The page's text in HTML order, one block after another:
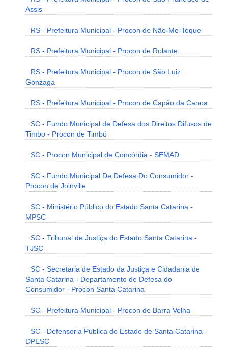
Assis
RS - Prefeitura Municipal - Procon de Não-Me-Toque
RS - Prefeitura Municipal - Procon de Rolante
RS - Prefeitura Municipal - Procon de São Luiz
Gonzaga
RS - Prefeitura Municipal - Procon de Capão da Canoa
SC - Fundo Municipal de Defesa dos Direitos Difusos de
Timbo - Procon de Timbó
SC - Procon Municipal de Concórdia - SEMAD
SC - Fundo Municipal De Defesa Do Consumidor -
Procon de Joinville
SC - Ministério Público do Estado Santa Catarina -
MPSC
SC - Tribunal de Justiça do Estado Santa Catarina -
TJSC
SC - Secretaria de Estado da Justiça e Cidadania de
Santa Catarina - Departamento de Defesa do
Consumidor - Procon Santa Catarina
SC - Prefeitura Municipal - Procon de Barra Velha
SC - Defensoria Pública do Estado de Santa Catarina -
DPESC